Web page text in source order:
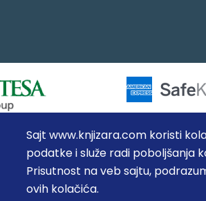
Sajt www.knjizara.com koristi
podatke i služe radi poboljšanja
Prisutnost na veb sajtu,
ovih kolačića.
(NOVI BEOGRAD), PIB:
precizniji u opisu proizvoda, prikazu
naše ponude i ne podrazumeva da su